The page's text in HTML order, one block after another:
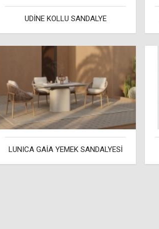
UDİNE KOLLU SANDALYE
LUNICA GAİA YEMEK SANDALYESİ